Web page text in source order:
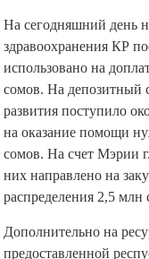
На сегодняшний день
здравоохранения КР
использовано на
сомов. На депозитный
развития поступило
на оказание помощи
сомов. На счет Мэрии
них направлено на
распределения 2,5 млн
Дополнительно на
предоставленной